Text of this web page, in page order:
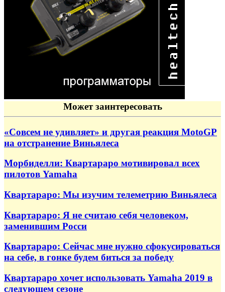
Может заинтересовать
«Совсем не удивляет» и другая реакция MotoGP
на отстранение Виньялеса
Морбиделли: Квартараро мотивировал всех
пилотов Yamaha
Квартараро: Мы изучим телеметрию Виньялеса
Квартараро: Я не считаю себя человеком,
заменившим Росси
Квартараро: Сейчас мне нужно сфокусироваться
на себе, в гонке будем биться за победу
Квартараро хочет использовать Yamaha 2019 в
следующем сезоне